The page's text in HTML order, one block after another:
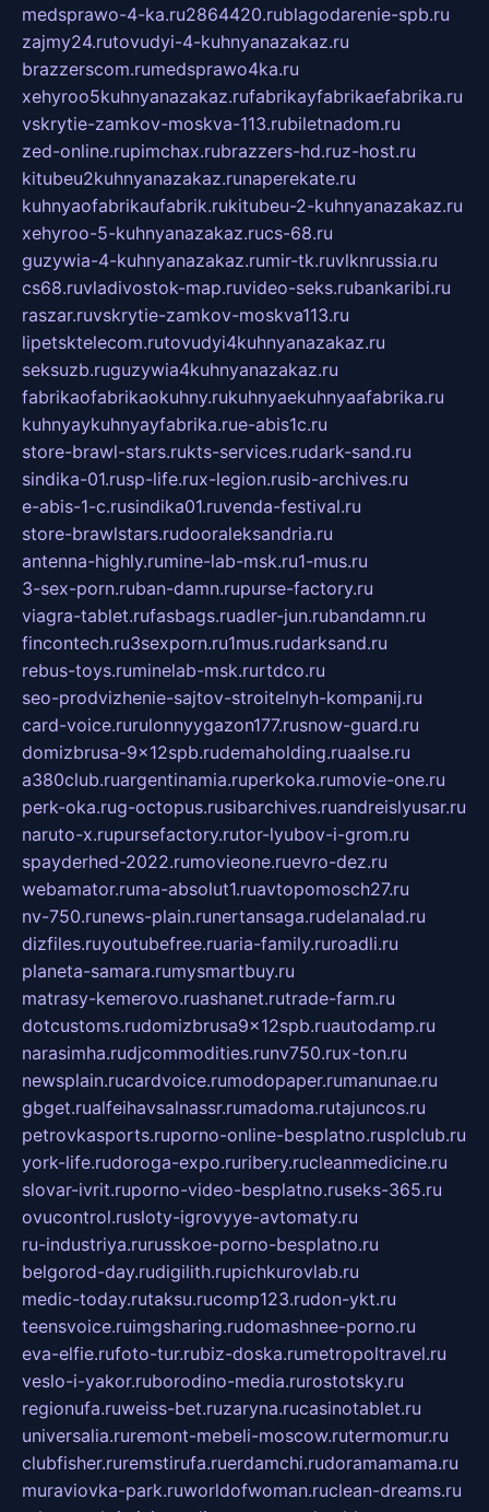
medsprawo-4-ka.ru2864420.rublagodarenie-spb.ru
zajmy24.rutovudyi-4-kuhnyanazakaz.ru
brazzerscom.rumedsprawo4ka.ru
xehyroo5kuhnyanazakaz.rufabrikayfabrikaefabrika.ru
vskrytie-zamkov-moskva-113.rubiletnadom.ru
zed-online.rupimchax.rubrazzers-hd.ruz-host.ru
kitubeu2kuhnyanazakaz.runaperekate.ru
kuhnyaofabrikaufabrik.rukitubeu-2-kuhnyanazakaz.ru
xehyroo-5-kuhnyanazakaz.rucs-68.ru
guzywia-4-kuhnyanazakaz.rumir-tk.ruvlknrussia.ru
cs68.ruvladivostok-map.ruvideo-seks.rubankaribi.ru
raszar.ruvskrytie-zamkov-moskva113.ru
lipetsktelecom.rutovudyi4kuhnyanazakaz.ru
seksuzb.ruguzywia4kuhnyanazakaz.ru
fabrikaofabrikaokuhny.rukuhnyaekuhnyaafabrika.ru
kuhnyaykuhnyayfabrika.rue-abis1c.ru
store-brawl-stars.rukts-services.rudark-sand.ru
sindika-01.rusp-life.rux-legion.rusib-archives.ru
e-abis-1-c.rusindika01.ruvenda-festival.ru
store-brawlstars.rudooraleksandria.ru
antenna-highly.rumine-lab-msk.ru1-mus.ru
3-sex-porn.ruban-damn.rupurse-factory.ru
viagra-tablet.rufasbags.ruadler-jun.rubandamn.ru
fincontech.ru3sexporn.ru1mus.rudarksand.ru
rebus-toys.ruminelab-msk.rurtdco.ru
seo-prodvizhenie-sajtov-stroitelnyh-kompanij.ru
card-voice.rurulonnyygazon177.rusnow-guard.ru
domizbrusa-9x12spb.rudemaholding.ruaalse.ru
a380club.ruargentinamia.ruperkoka.rumovie-one.ru
perk-oka.rug-octopus.rusibarchives.ruandreislyusar.ru
naruto-x.rupursefactory.rutor-lyubov-i-grom.ru
spayderhed-2022.rumovieone.ruevro-dez.ru
webamator.ruma-absolut1.ruavtopomosch27.ru
nv-750.runews-plain.runertansaga.rudelanalad.ru
dizfiles.ruyoutubefree.ruaria-family.ruroadli.ru
planeta-samara.rumysmartbuy.ru
matrasy-kemerovo.ruashanet.rutrade-farm.ru
dotcustoms.rudomizbrusa9x12spb.ruautodamp.ru
narasimha.rudjcommodities.runv750.rux-ton.ru
newsplain.rucardvoice.rumodopaper.rumanunae.ru
gbget.rualfeihavsalnassr.rumadoma.rutajuncos.ru
petrovkasports.ruporno-online-besplatno.rusplclub.ru
york-life.rudoroga-expo.ruribery.rucleanmedicine.ru
slovar-ivrit.ruporno-video-besplatno.ruseks-365.ru
ovucontrol.rusloty-igrovyye-avtomaty.ru
ru-industriya.rurusskoe-porno-besplatno.ru
belgorod-day.rudigilith.rupichkurovlab.ru
medic-today.rutaksu.rucomp123.rudon-ykt.ru
teensvoice.ruimgsharing.rudomashnee-porno.ru
eva-elfie.rufoto-tur.rubiz-doska.rumetropoltravel.ru
veslo-i-yakor.ruborodino-media.rurostotsky.ru
regionufa.ruweiss-bet.ruzaryna.rucasinotablet.ru
universalia.ruremont-mebeli-moscow.rutermomur.ru
clubfisher.ruremstirufa.ruerdamchi.rudoramamama.ru
muraviovka-park.ruworldofwoman.ruclean-dreams.ru